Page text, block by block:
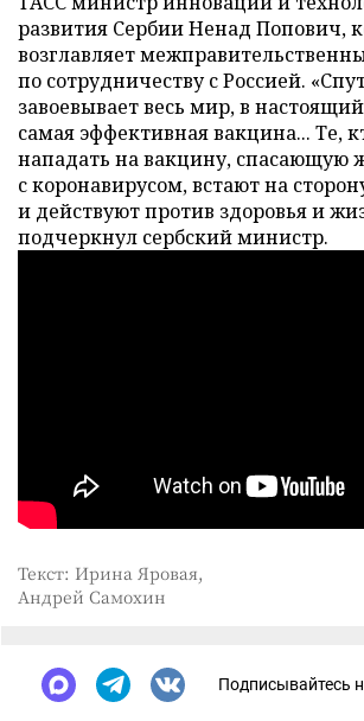
развития Сербии Ненад Попович,
возглавляет
по сотрудничеству с Россией.
завоевывает весь мир, в
самая эффективная вакцина... Те,
нападать на вакцину, спасающую
с коронавирусом, встают на
и действуют против здоровья и
подчеркнул сербский министр.
Текст: Ирина Яровая,
Андрей Самохин
Подписывайтесь